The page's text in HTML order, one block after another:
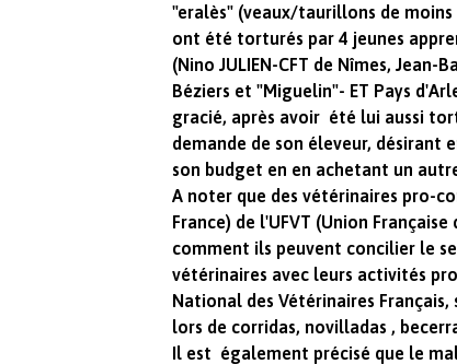
"eralès" (veaux/taurillons de moins
ont été torturés par 4 jeunes
(Nino JULIEN-CFT de Nîmes, Jean-
Béziers et "Miguelin"- ET Pays
gracié, après avoir été lui aussi
demande de son éleveur, désirant
son budget en en achetant un
A noter que des vétérinaires pro-
France) de l'UFVT (Union
comment ils peuvent concilier le
vétérinaires avec leurs activités
National des Vétérinaires
lors de corridas, novilladas ,
Il est également précisé que le